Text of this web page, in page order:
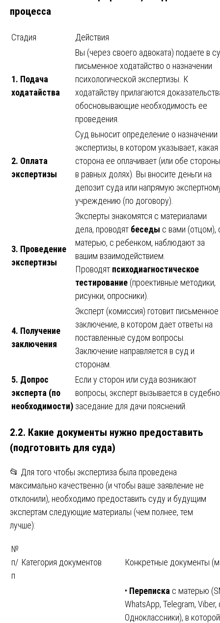
процесса
Стадия Действия
1. Подача
ходатайства
Вы (через своего адвоката) подаете в
письменное ходатайство о назначении
психологической экспертизы. К
ходатайству прилагаются
обосновывающие необходимость ее
проведения.
2. Оплата
экспертизы
Суд выносит определение о назначении
экспертизы, в котором указывает, какая
сторона ее оплачивает (или обе стороны
в равных долях). Вы вносите деньги на
депозит суда или напрямую
учреждению (по договору).
3. Проведение
экспертизы
Эксперты знакомятся с материалами
дела, проводят беседы с вами (отцом),
матерью, с ребенком, наблюдают за
вашим взаимодействием.
Проводят психодиагностическое
тестирование (проективные методики,
рисунки, опросники).
4. Получение
заключения
Эксперт (комиссия) готовит письменное
заключение, в котором дает ответы на
поставленные судом вопросы.
Заключение направляется в суд и
сторонам.
5. Допрос
эксперта (по
необходимости)
Если у сторон или суда возникают
вопросы, эксперт вызывается в
заседание для дачи пояснений.
2.2. Какие документы нужно предоставить
(подготовить для суда)
📂 Для того чтобы экспертиза была проведена
максимально качественно (и чтобы ваше заявление не
отклонили), необходимо предоставить суду и будущим
экспертам следующие материалы (чем полнее, тем
лучше):
№
п/
п
Категория документов Конкретные документы
• Переписка с матерью
WhatsApp, Telegram, Viber,
Одноклассники), в